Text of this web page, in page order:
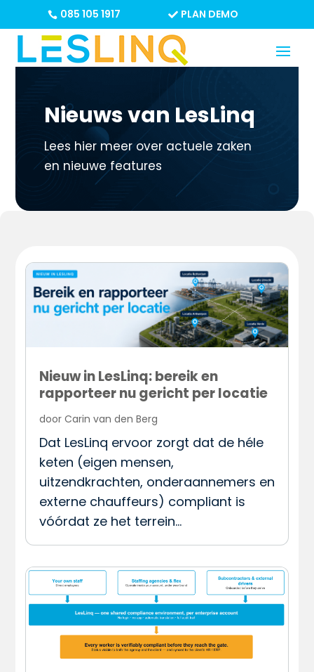
085 105 1917 PLAN DEMO
Nieuws van LesLinq
Lees hier meer over actuele zaken
en nieuwe features
Nieuw in LesLinq: bereik en
rapporteer nu gericht per locatie
door Carin van den Berg
Dat LesLinq ervoor zorgt dat de héle
keten (eigen mensen,
uitzendkrachten, onderaannemers en
externe chauffeurs) compliant is
vóórdat ze het terrein…